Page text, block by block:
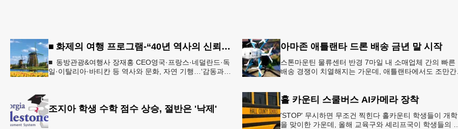
■ 화제의 여행 프로그램-“40년 역사의 신뢰… 서유럽 8개국 13일 대장정”
■ 동방관광&여행사 장재홍 CEO영국·프랑스·네덜란드·독
일·이탈리아·바티칸 등 역사와 문화, 자연 기행…‘감동과
아마존 애틀랜타 드론 배송 금년 말 시작
스톤마운틴 물류센터 반경 7마일 내 소매업체 간의 빠른
배송 경쟁이 치열해지는 가운데, 애틀랜타에서도 조만간
조지아 학생 수학 점수 상승, 절반은 '낙제'
홀 카운티 스쿨버스 AI카메라 장착
'STOP' 무시하면 무조건 찍힌다 홀카운티 학생들이 개학
을 맞이한 가운데, 올해 교육구와 셰리프국이 학생들의 안